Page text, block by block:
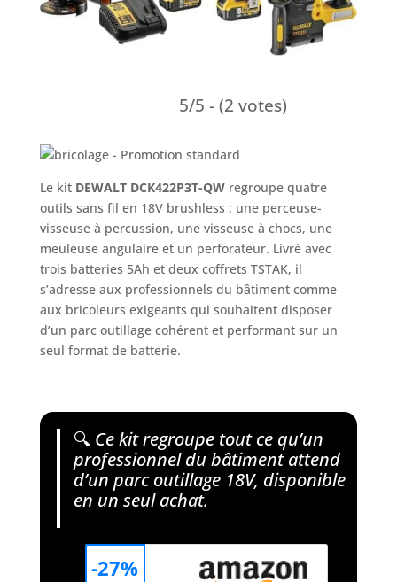
5/5 - (2 votes)
Le kit DEWALT DCK422P3T-QWregroupe quatre
outils sans fil en 18V brushless : une perceuse-
visseuse à percussion, une visseuse à chocs, une
meuleuse angulaire et un perforateur. Livré avec
trois batteries 5Ah et deux coffrets TSTAK, il
s’adresse aux professionnels du bâtiment comme
aux bricoleurs exigeants qui souhaitent disposer
d’un parc outillage cohérent et performant sur un
seul format de batterie.
🔍 Ce kit regroupe tout ce qu’un
professionnel du bâtiment attend
d’un parc outillage 18V, disponible
en un seul achat.
-27%